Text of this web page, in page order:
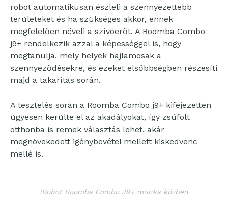
robot automatikusan észleli a szennyezettebb
területeket és ha szükséges akkor, ennek
megfelelően növeli a szívóerőt. A Roomba Combo
j9+ rendelkezik azzal a képességgel is, hogy
megtanulja, mely helyek hajlamosak a
szennyeződésekre, és ezeket elsőbbségben részesíti
majd a takarítás során.
A tesztelés során a Roomba Combo j9+ kifejezetten
ügyesen kerülte el az akadályokat, így zsúfolt
otthonba is remek választás lehet, akár
megnövekedett igénybevétel mellett kiskedvenc
mellé is.
iRobot Roomba Combo J9+ munka közben